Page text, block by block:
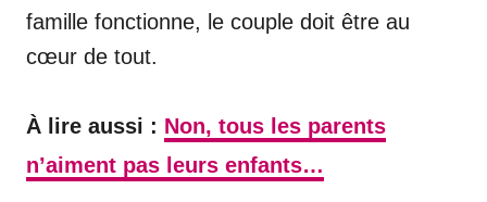
famille fonctionne, le couple doit être au
cœur de tout.
À lire aussi : Non, tous les parents
n’aiment pas leurs enfants…